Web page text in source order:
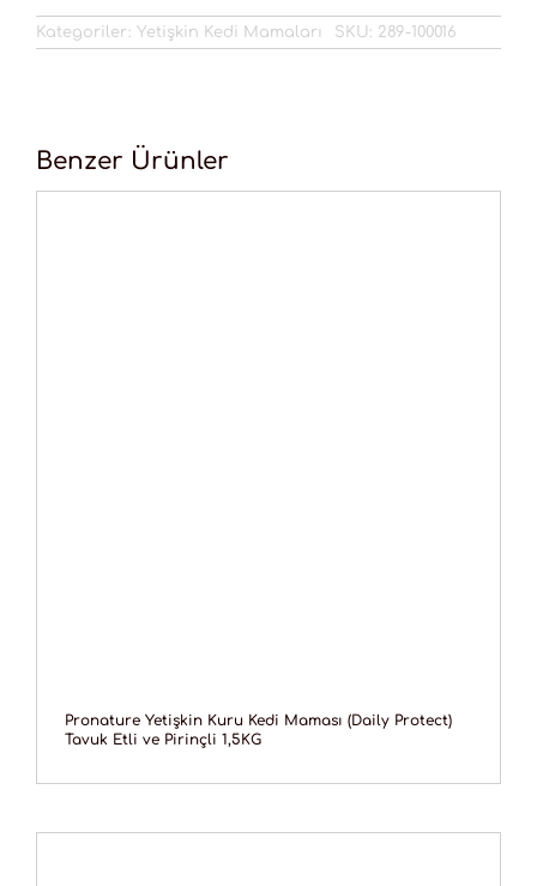
Kategoriler: Yetişkin Kedi Mamaları SKU: 289-100016
Benzer Ürünler
Pronature Yetişkin Kuru Kedi Maması (Daily Protect)
Tavuk Etli ve Pirinçli 1,5KG